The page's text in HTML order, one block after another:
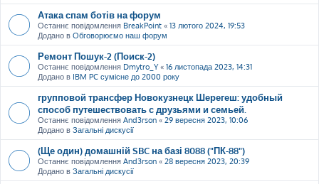
Атака спам ботів на форум
Останнє повідомлення BreakPoint « 13 лютого 2024, 19:53
Додано в Обговорюємо наш форум
Ремонт Пошук-2 (Поиск-2)
Останнє повідомлення Dmytro_Y« 16 листопада 2023, 14:31
Додано в IBM PC сумісне до 2000 року
групповой трансфер Новокузнецк Шерегеш: удобный
способ путешествовать с друзьями и семьей.
Останнє повідомлення And3rson « 29 вересня 2023, 10:06
Додано в Загальні дискусії
(Ще один) домашній SBC на базі 8088 ("ПК-88")
Останнє повідомлення And3rson « 28 вересня 2023, 20:39
Додано в Загальні дискусії